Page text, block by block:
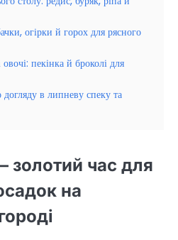
огірки й горох для рясного
пекінка й броколі для
в липневу спеку та
час для
на